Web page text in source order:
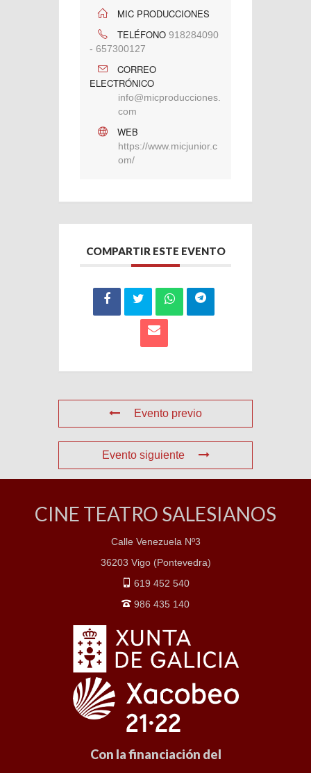
MIC PRODUCCIONES
TELÉFONO 918284090
- 657300127
CORREO
ELECTRÓNICO
info@micproducciones.
com
WEB
https://www.micjunior.c
om/
COMPARTIR ESTE EVENTO
Evento previo
Evento siguiente
CINE TEATRO SALESIANOS
Calle Venezuela Nº3
36203 Vigo (Pontevedra)
619 452 540
986 435 140
Con la financiación del